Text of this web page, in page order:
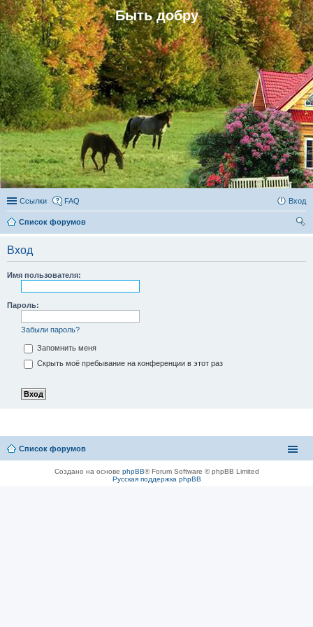
Быть добру
Ссылки FAQ Вход
Список форумов
Вход
Имя пользователя:
Пароль:
Забыли пароль?
Запомнить меня
Скрыть моё пребывание на конференции в этот раз
Список форумов
Создано на основе phpBB® Forum Software © phpBB Limited
Русская поддержка phpBB